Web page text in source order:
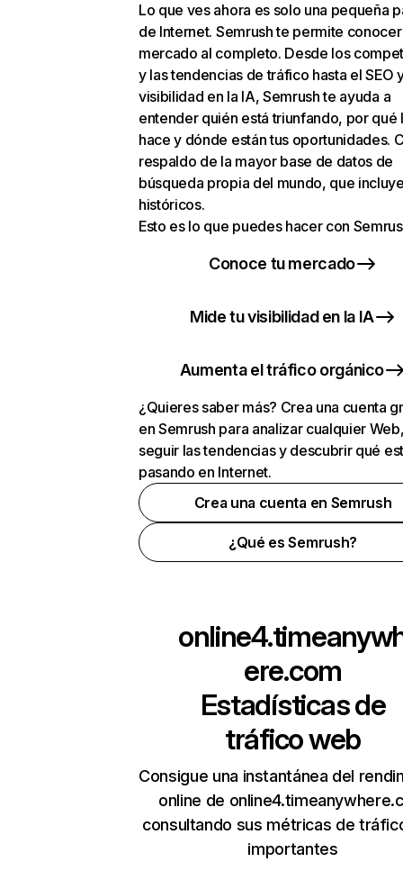
Lo que ves ahora es solo una pequeña
de Internet. Semrush te permite
mercado al completo. Desde los
y las tendencias de tráfico hasta el SEO
visibilidad en la IA, Semrush te ayuda a
entender quién está triunfando, por qué
hace y dónde están tus oportunidades.
respaldo de la mayor base de datos de
búsqueda propia del mundo, que
históricos.
Esto es lo que puedes hacer con
Conoce tu mercado
Mide tu visibilidad en la IA
Aumenta el tráfico orgánico
¿Quieres saber más? Crea una cuenta
en Semrush para analizar cualquier
seguir las tendencias y descubrir qué
pasando en Internet.
Crea una cuenta en Semrush
¿Qué es Semrush?
ere.com
Estadísticas de
tráfico web
Consigue una instantánea del
online de
consultando sus métricas de
importantes